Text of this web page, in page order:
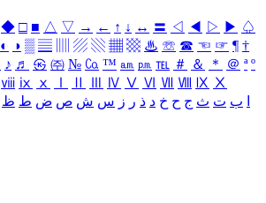
◆ □ ■ △ ▽ → ← ↑ ↓ ↔ 〓 ◁ ◀ ▷ ▶ ♤
◐ ◑ ▒ ▤ ▨ ▧ ▦ ▩ ♨ ☏ ☎ ☜ ☞ ¶ †
♪ ♬ ㉿ ㈜ № ㏇ ™ ㏂ ㏘ ℡ ＃ ＆ ＊ ＠ ª º
ⅷ ⅸ ⅹ Ⅳ Ⅴ Ⅵ Ⅶ Ⅷ Ⅸ Ⅹ
ب ت ث ج ح خ د ذ ر ز س ش ص ض ط ظ